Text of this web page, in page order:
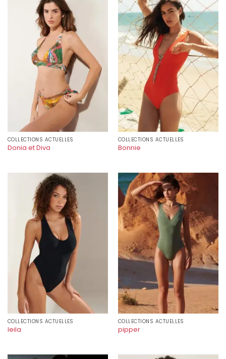
COLLECTIONS ACTUELLES
Donia et Diva
COLLECTIONS ACTUELLES
Bonnie
COLLECTIONS ACTUELLES
leila
COLLECTIONS ACTUELLES
pipper